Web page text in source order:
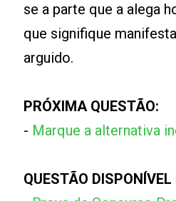
se a parte que a alega
que signifique
arguido.
PRÓXIMA QUESTÃO:
- Marque a alternativa
QUESTÃO DISPONÍVEL